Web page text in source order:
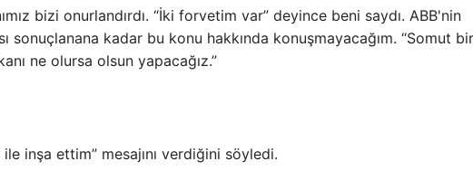
bizi onurlandırdı. “İki forvetim var” deyince beni saydı. ABB'nin
sonuçlanana kadar bu konu hakkında konuşmayacağım. “Somut
ne olursa olsun yapacağız.”
inşa ettim” mesajını verdiğini söyledi.